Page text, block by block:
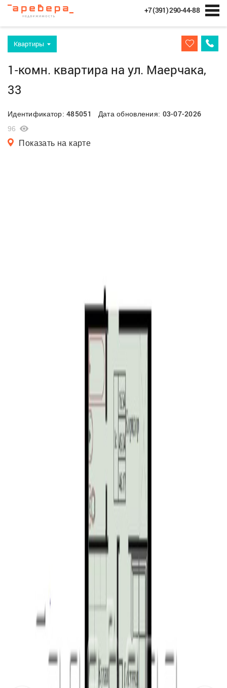
+7 (391) 290-44-88
Квартиры
1-комн. квартира на ул. Маерчака,
33
Идентификатор:485051 Дата обновления: 03-07-2026
96
Показать на карте